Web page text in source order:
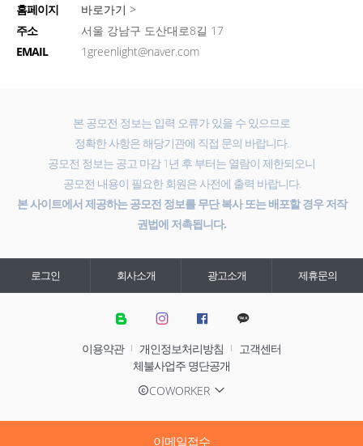
홈페이지
바로가기 >
주소
서울 강남구 도산대로8길 17
EMAIL
1greenlight@naver.com
본 공모전 정보는 입력 오류가 있을 수 있으므로
정확한 사항은 해당기관에 직접 문의 바랍니다.
공모전 정보는 공고 마감 1년 후 부터는 열람이 제한되오니
공모전 내용이 필요한 회원은 사전에 출력 바랍니다.
본 사이트에서 제공하는 공모전 정보를 무단 복사 또는 배포할 경우 저작
권법에 저촉됩니다.
이메일접수
온라인접수
이메일접수
이메일접수
이메일접수
온라인접수
온라인접수
온라인접수
이메일접수
온라인접수
이메일접수
이메일접수
로그인 회사소개 광고소개 제휴문의
이용약관 개인정보처리방침
고객센터
체불사업주 명단공개
COWORKER